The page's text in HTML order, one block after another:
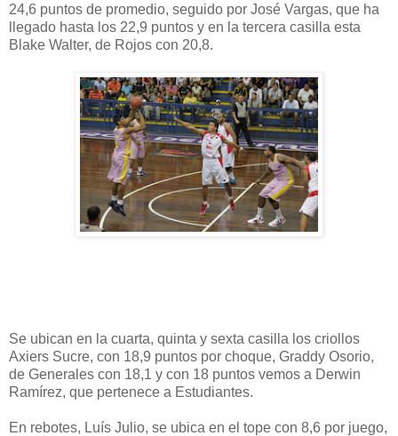
24,6 puntos de promedio, seguido por José Vargas, que ha
llegado hasta los 22,9 puntos y en la tercera casilla esta
Blake Walter, de Rojos con 20,8.
Se ubican en la cuarta, quinta y sexta casilla los criollos
Axiers Sucre, con 18,9 puntos por choque, Graddy Osorio,
de Generales con 18,1 y con 18 puntos vemos a Derwin
Ramírez, que pertenece a Estudiantes.
En rebotes, Luís Julio, se ubica en el tope con 8,6 por juego,